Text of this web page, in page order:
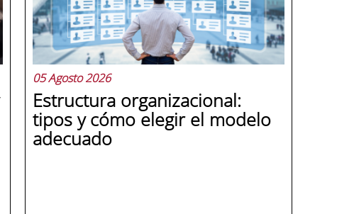
05 Agosto 2026
Estructura organizacional:
tipos y cómo elegir el modelo
adecuado